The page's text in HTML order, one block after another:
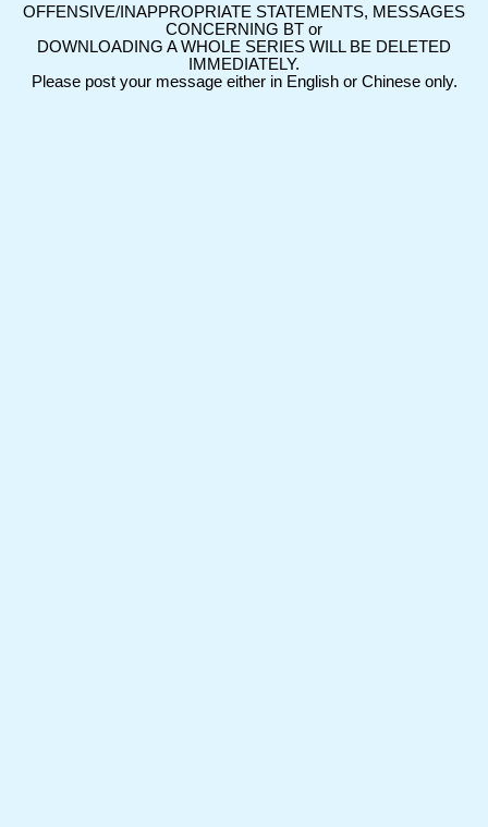
OFFENSIVE/INAPPROPRIATE STATEMENTS, MESSAGES
CONCERNING BT or
DOWNLOADING A WHOLE SERIES WILL BE DELETED
IMMEDIATELY.
Please post your message either in English or Chinese only.